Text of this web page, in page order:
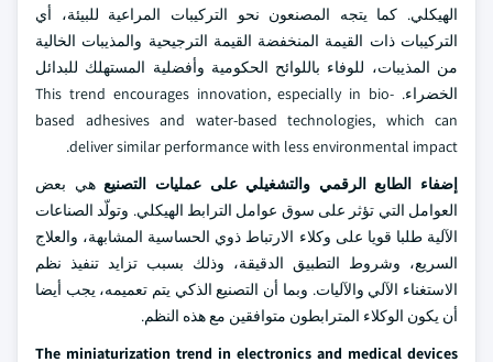
الهيكلي. كما يتجه المصنعون نحو التركيبات المراعية للبيئة، أي
التركيبات ذات القيمة المنخفضة القيمة الترجيحية والمذيبات الخالية
من المذيبات، للوفاء باللوائح الحكومية وأفضلية المستهلك للبدائل
الخضراء. This trend encourages innovation, especially in bio-
based adhesives and water-based technologies, which can
deliver similar performance with less environmental impact.
إضفاء الطابع الرقمي والتشغيلي على عمليات التصنيعهي بعض
العوامل التي تؤثر على سوق عوامل الترابط الهيكلي. وتولّد الصناعات
الآلية طلبا قويا على وكلاء الارتباط ذوي الحساسية المشابهة، والعلاج
السريع، وشروط التطبيق الدقيقة، وذلك بسبب تزايد تنفيذ نظم
الاستغناء الآلي والآليات. وبما أن التصنيع الذكي يتم تعميمه، يجب أيضا
أن يكون الوكلاء المترابطون متوافقين مع هذه النظم.
The miniaturization trend in electronics and medical devices